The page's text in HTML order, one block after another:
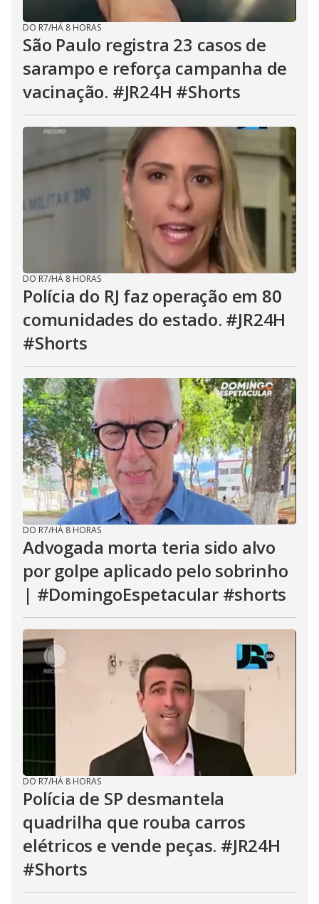
DO R7/HÁ 8 HORAS
São Paulo registra 23 casos de
sarampo e reforça campanha de
vacinação. #JR24H #Shorts
DO R7/HÁ 8 HORAS
Polícia do RJ faz operação em 80
comunidades do estado. #JR24H
#Shorts
DO R7/HÁ 8 HORAS
Advogada morta teria sido alvo
por golpe aplicado pelo sobrinho
| #DomingoEspetacular #shorts
DO R7/HÁ 8 HORAS
Polícia de SP desmantela
quadrilha que rouba carros
elétricos e vende peças. #JR24H
#Shorts